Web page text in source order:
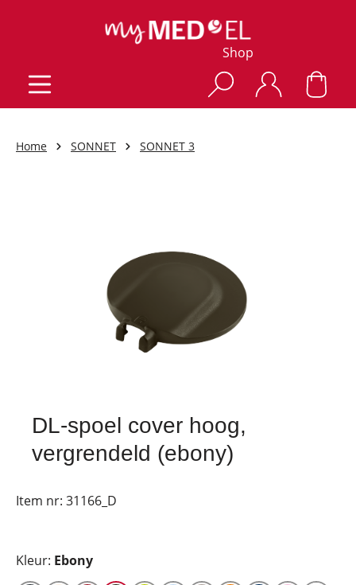
Shop
Home SONNET SONNET 3
DL-spoel cover hoog,
vergrendeld (ebony)
Item nr: 31166_D
Kleur: Ebony